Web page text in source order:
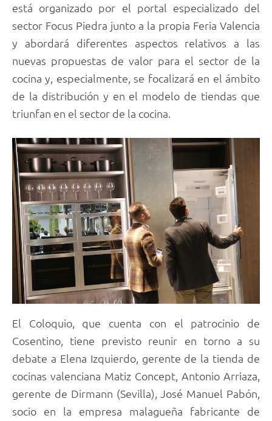
está organizado por el portal especializado del
sector Focus Piedra junto a la propia Feria Valencia
y abordará diferentes aspectos relativos a las
nuevas propuestas de valor para el sector de la
cocina y, especialmente, se focalizará en el ámbito
de la distribución y en el modelo de tiendas que
triunfan en el sector de la cocina.
El Coloquio, que cuenta con el patrocinio de
Cosentino, tiene previsto reunir en torno a su
debate a Elena Izquierdo, gerente de la tienda de
cocinas valenciana Matiz Concept, Antonio Arriaza,
gerente de Dirmann (Sevilla), José Manuel Pabón,
socio en la empresa malagueña fabricante de